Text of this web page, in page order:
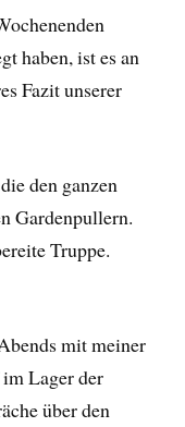
haben, ist es an
Fazit unserer
den ganzen
Gardenpullern.
Truppe.
mit meiner
Lager der
über den